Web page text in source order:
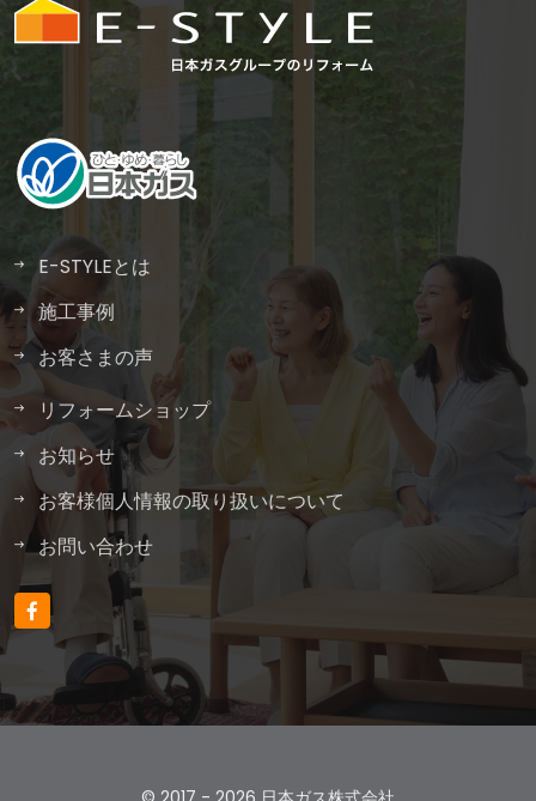
E-STYLEとは
施工事例
お客さまの声
リフォームショップ
お知らせ
お客様個人情報の取り扱いについて
お問い合わせ